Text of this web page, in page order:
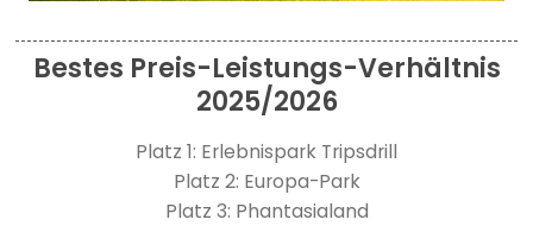
Bestes Preis-Leistungs-Verhältnis
2025/2026
Platz 1: Erlebnispark Tripsdrill
Platz 2: Europa-Park
Platz 3: Phantasialand